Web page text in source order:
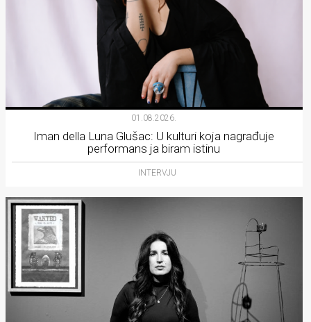
01.08.2026.
Iman della Luna Glušac: U kulturi koja nagrađuje
performans ja biram istinu
INTERVJU